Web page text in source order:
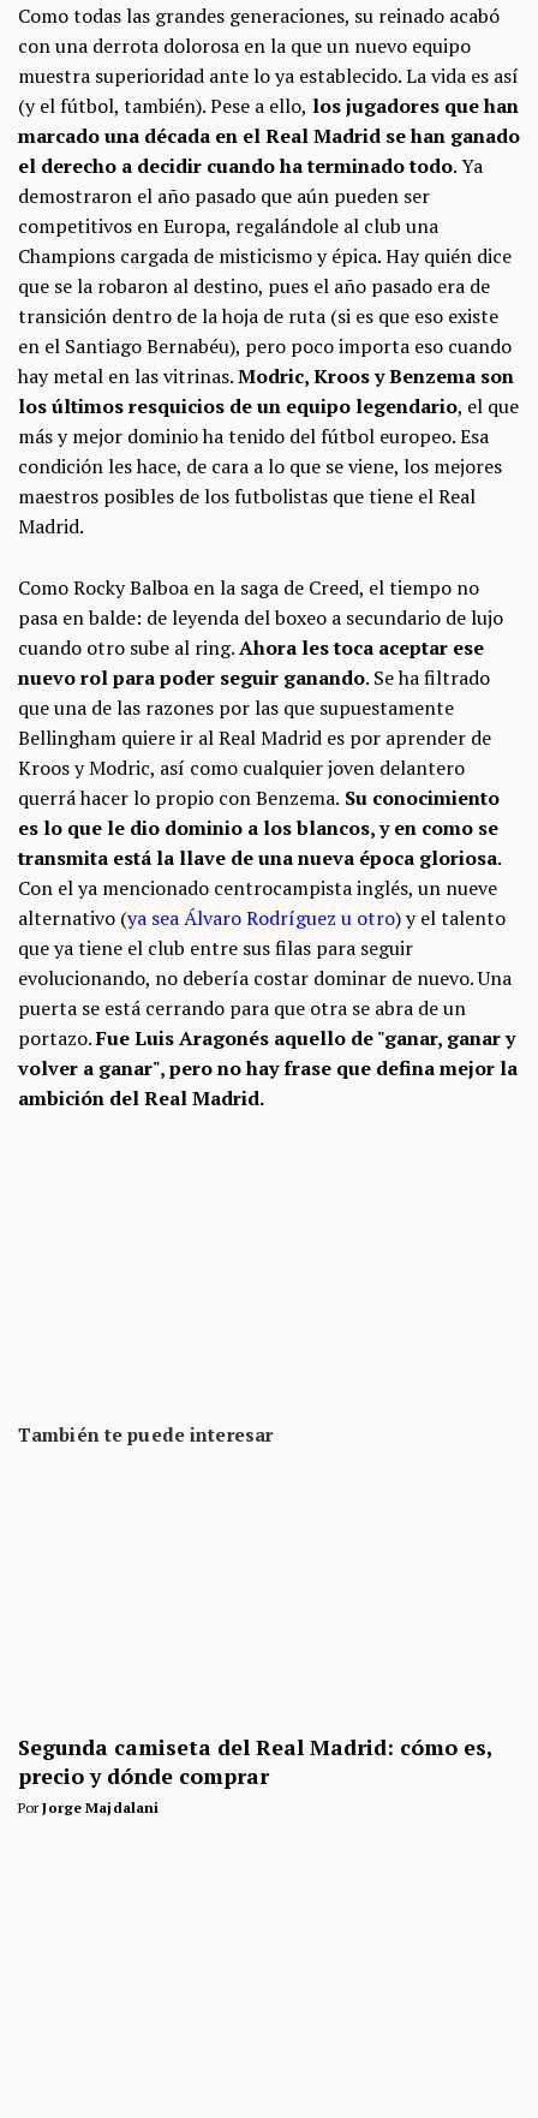
Como todas las grandes generaciones, su reinado acabó
con una derrota dolorosa en la que un nuevo equipo
muestra superioridad ante lo ya establecido. La vida es así
(y el fútbol, también). Pese a ello, los jugadores que han
marcado una década en el Real Madrid se han ganado
el derecho a decidir cuando ha terminado todo. Ya
demostraron el año pasado que aún pueden ser
competitivos en Europa, regalándole al club una
Champions cargada de misticismo y épica. Hay quién dice
que se la robaron al destino, pues el año pasado era de
transición dentro de la hoja de ruta (si es que eso existe
en el Santiago Bernabéu), pero poco importa eso cuando
hay metal en las vitrinas.Modric, Kroos y Benzema son
los últimos resquicios de un equipo legendario, el que
más y mejor dominio ha tenido del fútbol europeo. Esa
condición les hace, de cara a lo que se viene, los mejores
maestros posibles de los futbolistas que tiene el Real
Madrid.
Como Rocky Balboa en la saga de Creed, el tiempo no
pasa en balde: de leyenda del boxeo a secundario de lujo
cuando otro sube al ring.Ahora les toca aceptar ese
nuevo rol para poder seguir ganando. Se ha filtrado
que una de las razones por las que supuestamente
Bellingham quiere ir al Real Madrid es por aprender de
Kroos y Modric, así como cualquier joven delantero
querrá hacer lo propio con Benzema. Su conocimiento
es lo que le dio dominio a los blancos, y en como se
transmita está la llave de una nueva época gloriosa.
Con el ya mencionado centrocampista inglés, un nueve
alternativo (ya sea Álvaro Rodríguez u otro) y el talento
que ya tiene el club entre sus filas para seguir
evolucionando, no debería costar dominar de nuevo. Una
puerta se está cerrando para que otra se abra de un
portazo.Fue Luis Aragonés aquello de "ganar, ganar y
volver a ganar", pero no hay frase que defina mejor la
ambición del Real Madrid.
También te puede interesar
Segunda camiseta del Real Madrid: cómo es,
precio y dónde comprar
PorJorge Majdalani